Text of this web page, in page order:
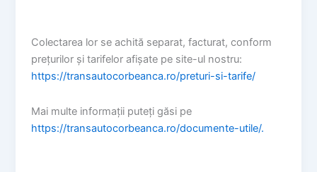
Colectarea lor se achită separat, facturat, conform
prețurilor și tarifelor afișate pe site-ul nostru:
https://transautocorbeanca.ro/preturi-si-tarife/
Mai multe informații puteți găsi pe
https://transautocorbeanca.ro/documente-utile/.